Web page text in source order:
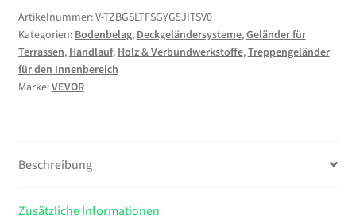
Wasserrohr
Handlauf
152cm
Industrieller
Geländer
Finish
Rustikal
Artikelnummer:V-TZBGSLTFSGYG5JITSV0
Kategorien: Bodenbelag, Deckgeländersysteme,Geländer für
Terrassen, Handlauf, Holz & Verbundwerkstoffe,Treppengeländer
für den Innenbereich
Marke:VEVOR
Beschreibung
Zusätzliche Informationen